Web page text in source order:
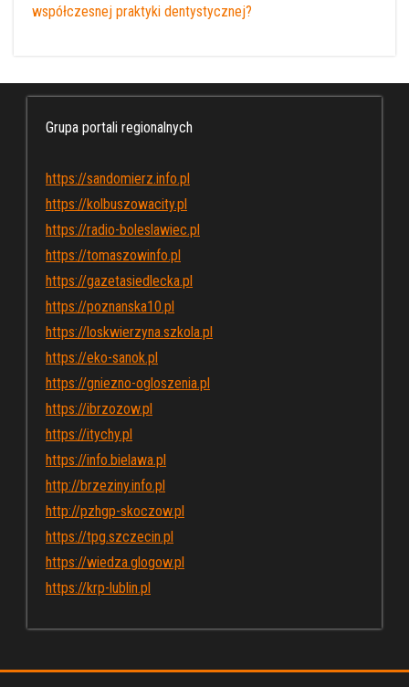
współczesnej praktyki dentystycznej?
Grupa portali regionalnych
https://sandomierz.info.pl
https://kolbuszowacity.pl
https://radio-boleslawiec.pl
https://tomaszowinfo.pl
https://gazetasiedlecka.pl
https://poznanska10.pl
https://loskwierzyna.szkola.pl
https://eko-sanok.pl
https://gniezno-ogloszenia.pl
https://ibrzozow.pl
https://itychy.pl
https://info.bielawa.pl
http://brzeziny.info.pl
http://pzhgp-skoczow.pl
https://tpg.szczecin.pl
https://wiedza.glogow.pl
https://krp-lublin.pl